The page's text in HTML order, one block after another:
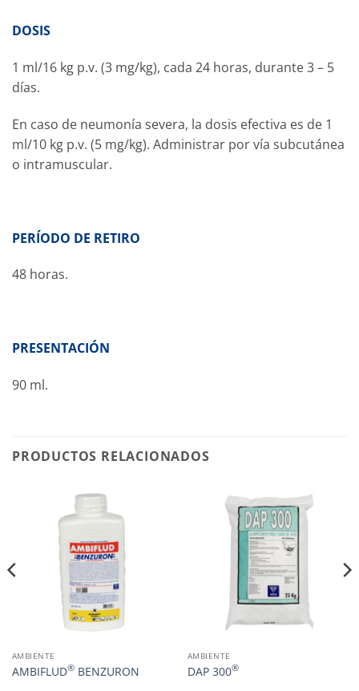
DOSIS
1 ml/16 kg p.v. (3 mg/kg), cada 24 horas, durante 3 – 5
días.
En caso de neumonía severa, la dosis efectiva es de 1
ml/10 kg p.v. (5 mg/kg). Administrar por vía subcutánea
o intramuscular.
PERÍODO DE RETIRO
48 horas.
PRESENTACIÓN
90 ml.
PRODUCTOS RELACIONADOS
AMBIENTE
AMBIFLUD®BENZURON
AMBIENTE
DAP 300®